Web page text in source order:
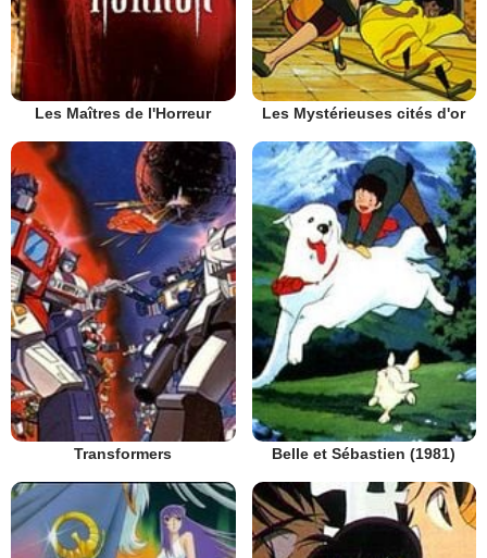
Les Maîtres de l'Horreur Les Mystérieuses cités d'or
Transformers Belle et Sébastien (1981)